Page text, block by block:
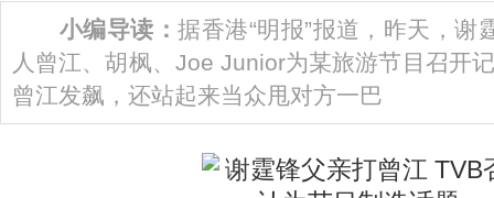
小编导读：据香港“明报”报道，昨天，谢
人曾江、胡枫、Joe Junior为某旅游节目召开
曾江发飙，还站起来当众甩对方一巴